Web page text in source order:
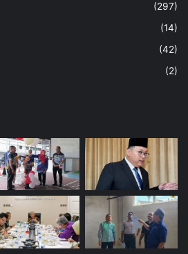
(297)
(14)
(42)
(2)